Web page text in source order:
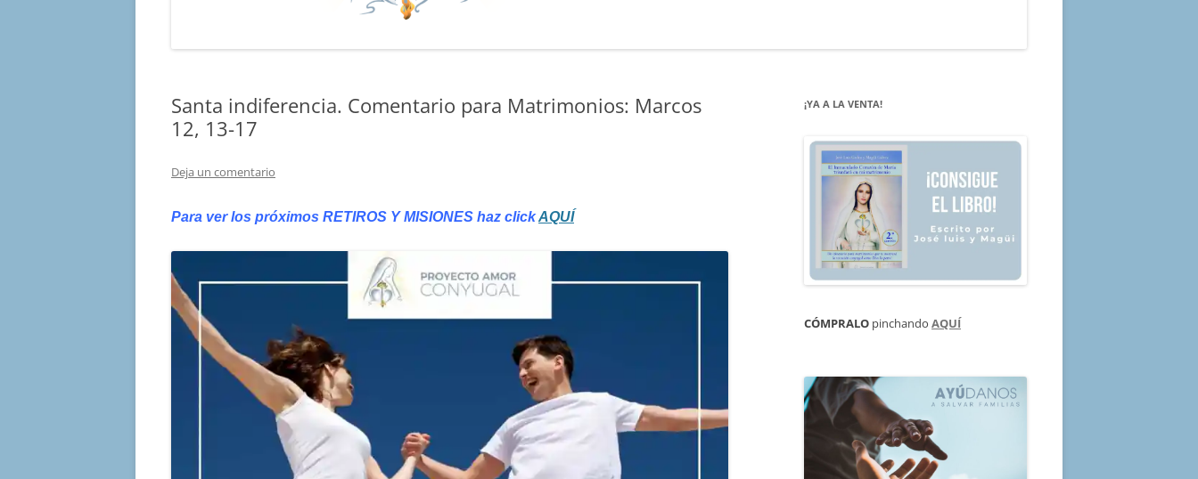
Santa indiferencia. Comentario para Matrimonios: Marcos
12, 13-17
Deja un comentario
Para ver los próximos RETIROS Y MISIONES haz clickAQUÍ
¡YA A LA VENTA!
CÓMPRALO pinchando AQUÍ